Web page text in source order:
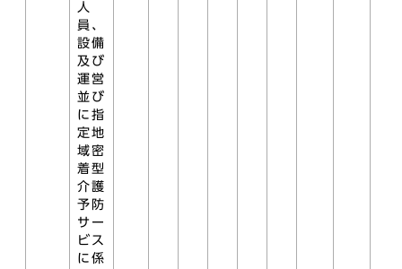
人
員、
設備
及び
運営
並び
に指
定地
域密
着型
介護
予防
サー
ビス
に係